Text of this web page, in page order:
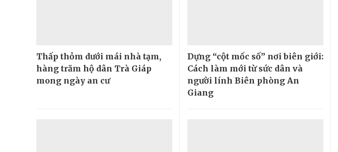
Thấp thỏm dưới mái nhà tạm,
hàng trăm hộ dân Trà Giáp
mong ngày an cư
Dựng “cột mốc số” nơi biên giới:
Cách làm mới từ sức dân và
người lính Biên phòng An
Giang